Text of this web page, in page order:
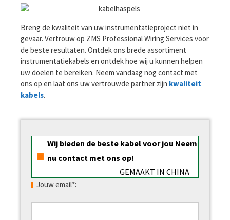
Breng de kwaliteit van uw instrumentatieproject niet in
gevaar. Vertrouw op ZMS Professional Wiring Services voor
de beste resultaten. Ontdek ons ​​brede assortiment
instrumentatiekabels en ontdek hoe wij u kunnen helpen
uw doelen te bereiken. Neem vandaag nog contact met
ons op en laat ons uw vertrouwde partner zijn kwaliteit
kabels.
Wij bieden de beste kabel voor jou Neem
nu contact met ons op!
GEMAAKT IN CHINA
Jouw email*: